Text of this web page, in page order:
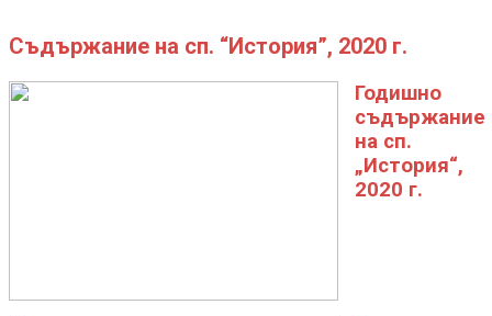
Съдържание на сп. “История”, 2020 г.
Годишно
съдържание
на сп.
„История“,
2020 г.